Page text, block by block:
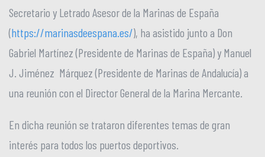
Secretario y Letrado Asesor de la Marinas de España
(https://marinasdeespana.es/), ha asistido junto a Don
Gabriel Martínez (Presidente de Marinas de España) y Manuel
J. Jiménez Márquez (Presidente de Marinas de Andalucía) a
una reunión con el Director General de la Marina Mercante.
En dicha reunión se trataron diferentes temas de gran
interés para todos los puertos deportivos.